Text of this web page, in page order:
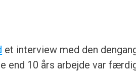
et interview med den
end 10 års arbejde var